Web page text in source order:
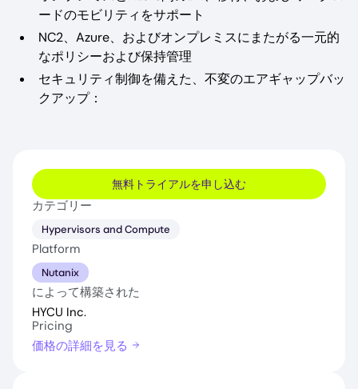
ードのモビリティをサポート
NC2、Azure、およびオンプレミスにまたがる一元的
なポリシーおよび保持管理
セキュリティ制御を備えた、不変のエアギャップバッ
クアップ：
無料トライアルを申し込む
カテゴリー
Hypervisors and Compute
Platform
Nutanix
によって構築された
HYCU Inc.
Pricing
価格の詳細を見る